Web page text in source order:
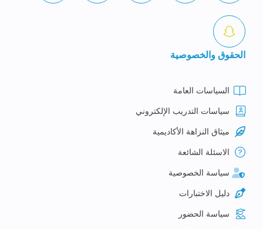
الحقوق والخصوصية
السياسات العامة
سياسات التدريب الإلكتروني
ميثاق النزاهة الأكاديمية
الاسئلة الشائعة
سياسة الخصوصية
دليل الاختبارات
سياسة الحضور